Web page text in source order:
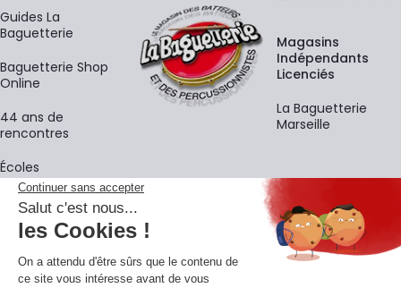
Guides La
Baguetterie
Baguetterie Shop
Online
44 ans de
rencontres
Écoles
Magasins
Indépendants
Licenciés
La Baguetterie
Marseille
La newsletter
Adresse e-mail
En vous inscrivant à notre newsletter, vous acceptez notre
confidentialité.